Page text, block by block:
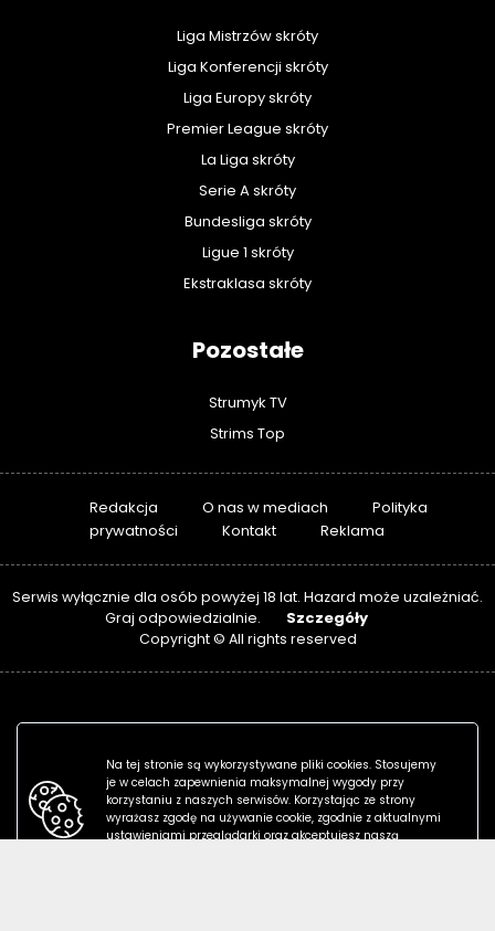
Liga Mistrzów skróty
Liga Konferencji skróty
Liga Europy skróty
Premier League skróty
La Liga skróty
Serie A skróty
Bundesliga skróty
Ligue 1 skróty
Ekstraklasa skróty
Pozostałe
Strumyk TV
Strims Top
Redakcja O nas w mediach
Polityka
prywatności
Kontakt Reklama
Serwis wyłącznie dla osób powyżej 18 lat. Hazard może uzależniać.
Graj odpowiedzialnie.
Szczegóły
Copyright © All rights reserved
Na tej stronie są wykorzystywane pliki cookies. Stosujemy
je w celach zapewnienia maksymalnej wygody przy
korzystaniu z naszych serwisów. Korzystając ze strony
wyrażasz zgodę na używanie cookie, zgodnie z aktualnymi
ustawieniami przeglądarki oraz akceptujesz naszą